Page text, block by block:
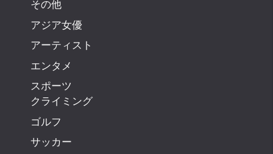
その他
アジア女優
アーティスト
エンタメ
スポーツ
クライミング
ゴルフ
サッカー